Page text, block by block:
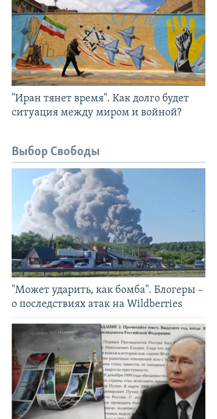
"Иран тянет время". Как долго будет
ситуация между миром и войной?
Выбор Свободы
"Может ударить, как бомба". Блогеры –
о последствиях атак на Wildberries